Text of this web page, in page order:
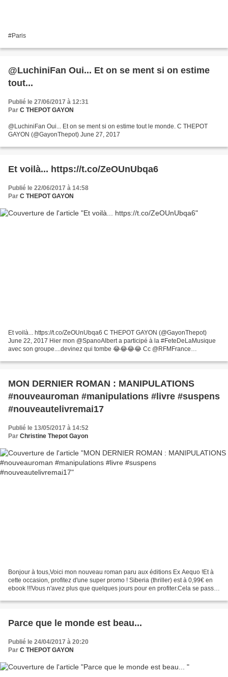
#Paris
@LuchiniFan Oui... Et on se ment si on estime
tout...
Publié le 27/06/2017 à 12:31
Par C THEPOT GAYON
@LuchiniFan Oui... Et on se ment si on estime tout le monde. C THEPOT
GAYON (@GayonThepot) June 27, 2017
Et voilà... https://t.co/ZeOUnUbqa6
Publié le 22/06/2017 à 14:58
Par C THEPOT GAYON
Et voilà... https://t.co/ZeOUnUbqa6 C THEPOT GAYON (@GayonThepot)
June 22, 2017 Hier mon @SpanoAlbert a participé à la #FeteDeLaMusique
avec son groupe....devinez qui tombe 😂😂😂😂 Cc @RFMFrance
MON DERNIER ROMAN : MANIPULATIONS
#nouveauroman #manipulations #livre #suspens
#nouveautelivremai17
Publié le 13/05/2017 à 14:52
Par Christine Thepot Gayon
Bonjour à tous,Voici mon nouveau roman paru aux éditions Ex Aequo !Et à
cette occasion, profitez d'une super promo ! Siberia (thriller) est à 0,99€ en
ebook !!!Vous n'avez plus que quelques jours pour en profiter.Cela se passe
Parce que le monde est beau...
Publié le 24/04/2017 à 20:20
Par C THEPOT GAYON